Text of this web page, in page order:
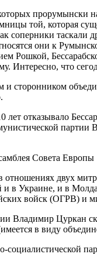
прорумынски
той, которая
соперники
они к
Рошкой,
Интересно, что
и сторонником
лет отказывало
партии
Совета
отношениях двух
в Украине, и в
войск (ОГРВ) и
Владимир Цуркан
в виду
социалистической